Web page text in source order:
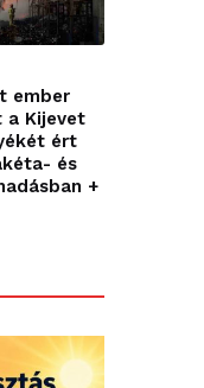
ember
a Kijevet
ért
és
+